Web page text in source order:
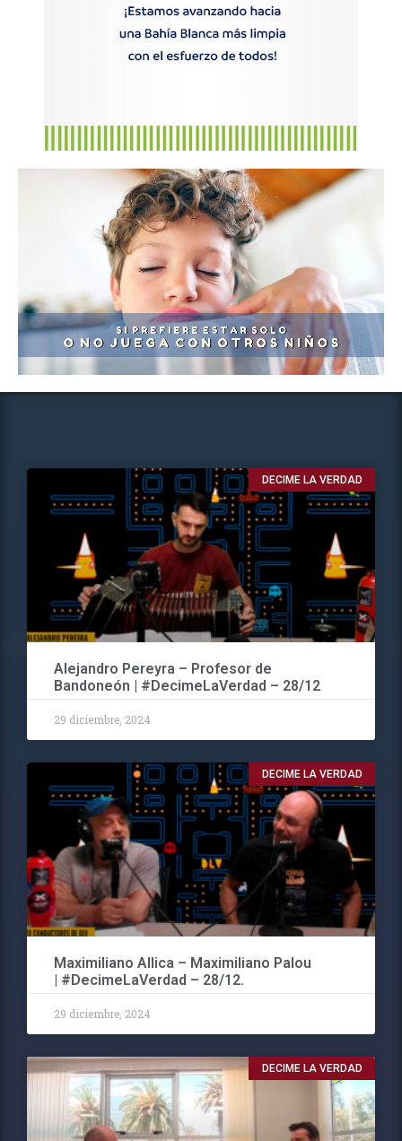
DECIME LA VERDAD
Alejandro Pereyra – Profesor de
Bandoneón | #DecimeLaVerdad – 28/12
29 diciembre, 2024
DECIME LA VERDAD
Maximiliano Allica – Maximiliano Palou
| #DecimeLaVerdad – 28/12.
29 diciembre, 2024
DECIME LA VERDAD